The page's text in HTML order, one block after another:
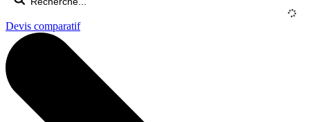
Devis comparatif